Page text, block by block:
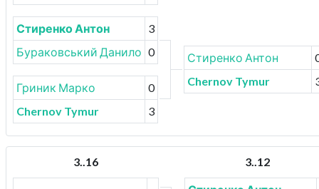
Стиренко Антон
3
Бураковський Данило 0
Гриник Марко
0
Chernov Tymur
3
Стиренко Антон
Chernov Tymur
3..16 3..12